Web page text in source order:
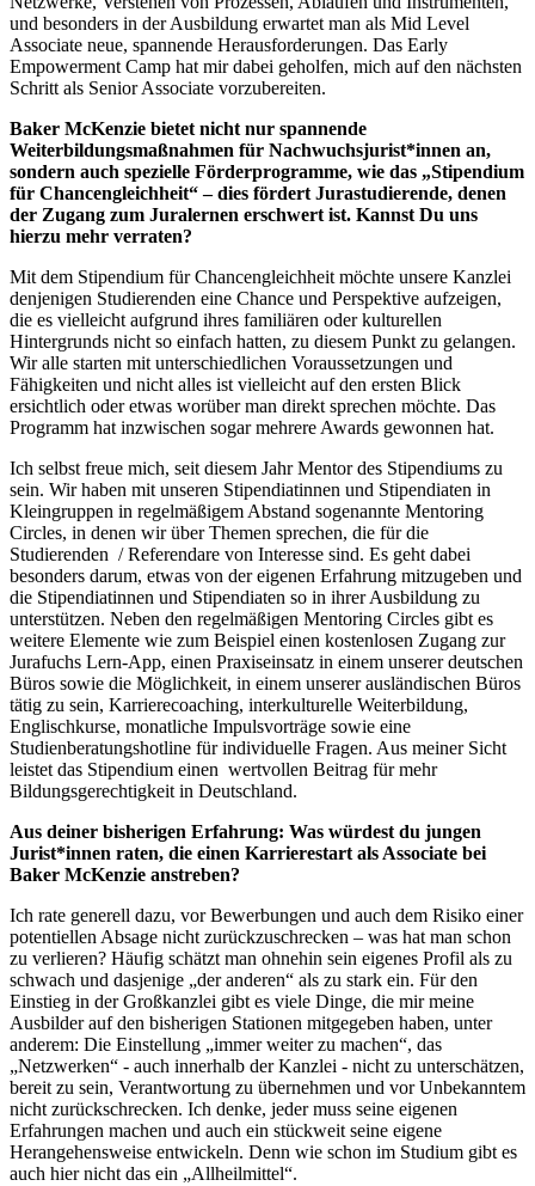
und besonders in der Ausbildung erwartet man als Mid Level
Associate neue, spannende Herausforderungen. Das Early
Empowerment Camp hat mir dabei geholfen, mich auf den nächsten
Schritt als Senior Associate vorzubereiten.
Baker McKenzie bietet nicht nur spannende
Weiterbildungsmaßnahmen für Nachwuchsjurist*innen an,
sondern auch spezielle Förderprogramme, wie das „Stipendium
für Chancengleichheit“ – dies fördert Jurastudierende, denen
der Zugang zum Juralernen erschwert ist. Kannst Du uns
hierzu mehr verraten?
Mit dem Stipendium für Chancengleichheit möchte unsere Kanzlei
denjenigen Studierenden eine Chance und Perspektive aufzeigen,
die es vielleicht aufgrund ihres familiären oder kulturellen
Hintergrunds nicht so einfach hatten, zu diesem Punkt zu gelangen.
Wir alle starten mit unterschiedlichen Voraussetzungen und
Fähigkeiten und nicht alles ist vielleicht auf den ersten Blick
ersichtlich oder etwas worüber man direkt sprechen möchte. Das
Programm hat inzwischen sogar mehrere Awards gewonnen hat.
Ich selbst freue mich, seit diesem Jahr Mentor des Stipendiums zu
sein. Wir haben mit unseren Stipendiatinnen und Stipendiaten in
Kleingruppen in regelmäßigem Abstand sogenannte Mentoring
Circles, in denen wir über Themen sprechen, die für die
Studierenden / Referendare von Interesse sind. Es geht dabei
besonders darum, etwas von der eigenen Erfahrung mitzugeben und
die Stipendiatinnen und Stipendiaten so in ihrer Ausbildung zu
unterstützen. Neben den regelmäßigen Mentoring Circles gibt es
weitere Elemente wie zum Beispiel einen kostenlosen Zugang zur
Jurafuchs Lern-App, einen Praxiseinsatz in einem unserer deutschen
Büros sowie die Möglichkeit, in einem unserer ausländischen Büros
tätig zu sein, Karrierecoaching, interkulturelle Weiterbildung,
Englischkurse, monatliche Impulsvorträge sowie eine
Studienberatungshotline für individuelle Fragen. Aus meiner Sicht
leistet das Stipendium einen wertvollen Beitrag für mehr
Bildungsgerechtigkeit in Deutschland.
Aus deiner bisherigen Erfahrung: Was würdest du jungen
Jurist*innen raten, die einen Karrierestart als Associate bei
Baker McKenzie anstreben?
Ich rate generell dazu, vor Bewerbungen und auch dem Risiko einer
potentiellen Absage nicht zurückzuschrecken – was hat man schon
zu verlieren? Häufig schätzt man ohnehin sein eigenes Profil als zu
schwach und dasjenige „der anderen“ als zu stark ein. Für den
Einstieg in der Großkanzlei gibt es viele Dinge, die mir meine
Ausbilder auf den bisherigen Stationen mitgegeben haben, unter
anderem: Die Einstellung „immer weiter zu machen“, das
„Netzwerken“ - auch innerhalb der Kanzlei - nicht zu unterschätzen,
bereit zu sein, Verantwortung zu übernehmen und vor Unbekanntem
nicht zurückschrecken. Ich denke, jeder muss seine eigenen
Erfahrungen machen und auch ein stückweit seine eigene
Herangehensweise entwickeln. Denn wie schon im Studium gibt es
auch hier nicht das ein „Allheilmittel“.